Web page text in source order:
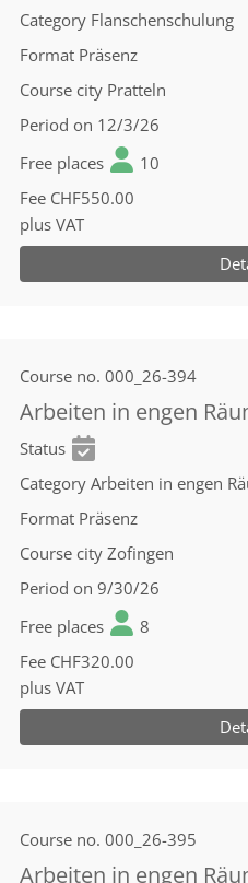
Category Flanschenschulung
Format Präsenz
Course city Pratteln
Period on 12/3/26
Free places
10
Fee CHF550.00
plus VAT
Course no. 000_26-394
Arbeiten in engen
Status
Category Arbeiten in engen
Format Präsenz
Course city Zofingen
Period on 9/30/26
Free places
8
Fee CHF320.00
plus VAT
Course no. 000_26-395
Arbeiten in engen